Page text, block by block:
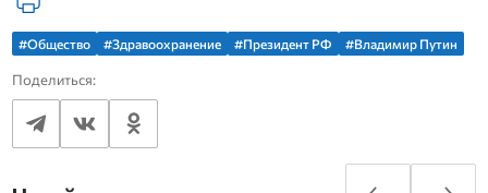
#Общество #Здравоохранение #Президент РФ #Владимир Путин
Поделиться: